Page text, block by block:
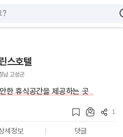
스호텔
남 고성군
한 휴식공간을 제공하는 곳
1
세정보 댓글